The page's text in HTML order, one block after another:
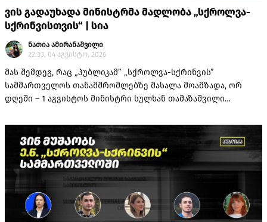
ვის გადაუხადა მინისტრმა მადლობა „სქროლვა-
სქრინვისთვის“ | სია
ნათია ამირანაშვილი
22:33, 04 აგვისტო, 2026
მას შემდეგ, რაც „პუბლიკამ” „სქროლვა-სქრინვის”
სამმართველოს თანამშრომლებზე მასალა მოამზადა, ორ
დღეში – 1 აგვისტოს მინისტრი სულხან თამაზაშვილი
თანამშრომლებს შეხვდა. მოდით ვნახოთ, ვის გადაუხადა
მინისტრმა მადლობა „გაწეული საქმიანობისთვის”